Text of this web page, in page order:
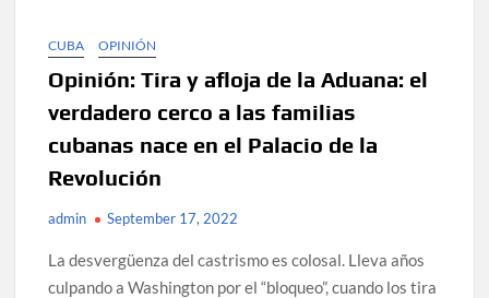
CUBA OPINIÓN
Opinión: Tira y afloja de la Aduana: el
verdadero cerco a las familias
cubanas nace en el Palacio de la
Revolución
admin September 17, 2022
La desvergüenza del castrismo es colosal. Lleva años
culpando a Washington por el “bloqueo”, cuando los tira